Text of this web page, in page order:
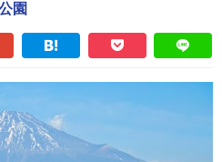
園